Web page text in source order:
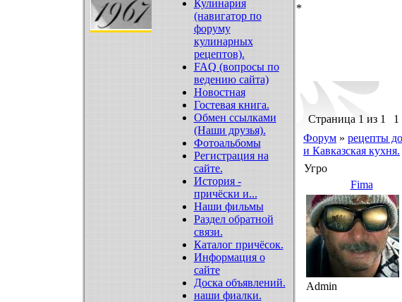
Кулинария
(навигатор по
форуму
кулинарных
рецептов).
FAQ (вопросы по
ведению сайта)
Новостная
Гостевая книга.
Обмен ссылками
(Наши друзья).
Фотоальбомы
Регистрация на
сайте.
История -
причёски и...
Наши фильмы
Раздел обратной
связи.
Каталог причёсок.
Информация о
сайте
Доска объявлений.
наши фиалки.
*
Страница 1 из 1
1
Форум » рецепты
и Кавказская кухня.
Угро
Fima
Admin